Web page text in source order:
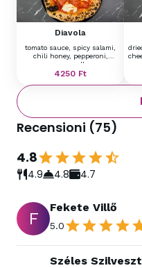
Diavola
tomato sauce, spicy salami,
chili honey, pepperoni,
mozzarella
4250 Ft
Recensioni (75)
4.8
4.9 4.8 4.7
F
Fekete Villő
5.0
Széles